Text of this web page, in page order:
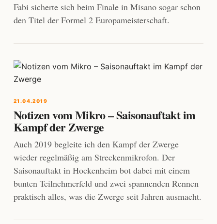
Fabi sicherte sich beim Finale in Misano sogar schon
den Titel der Formel 2 Europameisterschaft.
21.04.2019
Notizen vom Mikro – Saisonauftakt im
Kampf der Zwerge
Auch 2019 begleite ich den Kampf der Zwerge
wieder regelmäßig am Streckenmikrofon. Der
Saisonauftakt in Hockenheim bot dabei mit einem
bunten Teilnehmerfeld und zwei spannenden Rennen
praktisch alles, was die Zwerge seit Jahren ausmacht.